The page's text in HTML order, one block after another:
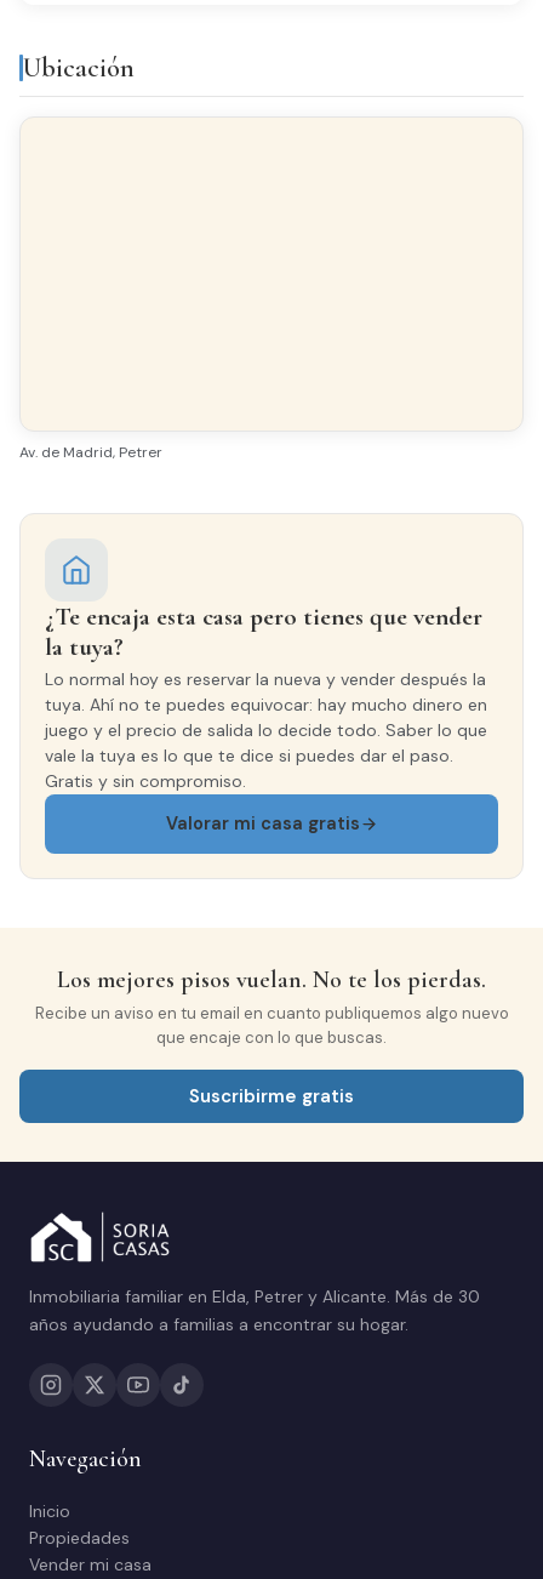
SUELO
Ubicación
Av. de Madrid, Petrer
¿Te encaja esta casa pero tienes que vender
la tuya?
Lo normal hoy es reservar la nueva y vender después la
tuya. Ahí no te puedes equivocar: hay mucho dinero en
juego y el precio de salida lo decide todo. Saber lo que
vale la tuya es lo que te dice si puedes dar el paso.
Gratis y sin compromiso.
Valorar mi casa gratis
Los mejores pisos vuelan. No te los pierdas.
Recibe un aviso en tu email en cuanto publiquemos algo nuevo
que encaje con lo que buscas.
Suscribirme gratis
Inmobiliaria familiar en Elda, Petrer y Alicante. Más de 30
años ayudando a familias a encontrar su hogar.
Navegación
Inicio
Propiedades
Vender mi casa